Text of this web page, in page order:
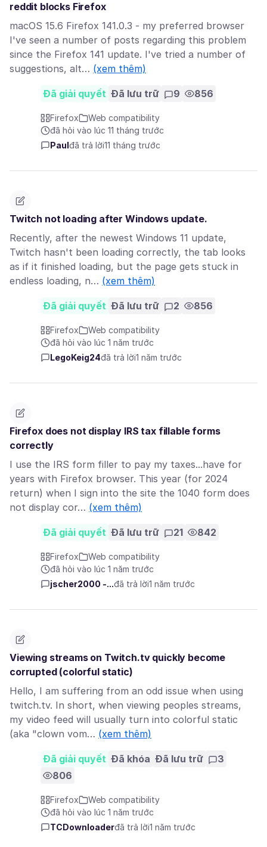
reddit blocks Firefox
macOS 15.6 Firefox 141.0.3 - my preferred browser
I've seen a number of posts regarding this problem
since the Firefox 141 update. I've tried a number of
suggestions, alt… (xem thêm)
Đã giải quyết Đã lưu trữ 9 856
Firefox
Web compatibility
đã hỏi vào lúc 11 tháng trước
Paul đã trả lời11 tháng trước
Twitch not loading after Windows update.
Recently, after the newest Windows 11 update,
Twitch hasn't been loading correctly, the tab looks
as if it finished loading, but the page gets stuck in
endless loading, n… (xem thêm)
Đã giải quyết Đã lưu trữ 2 856
Firefox
Web compatibility
đã hỏi vào lúc 1 năm trước
LegoKeig24đã trả lời1 năm trước
Firefox does not display IRS tax fillable forms
correctly
I use the IRS form filler to pay my taxes...have for
years with Firefox browser. This year (for 2024
return) when I sign into the site the 1040 form does
not display cor… (xem thêm)
Đã giải quyết Đã lưu trữ 21 842
Firefox
Web compatibility
đã hỏi vào lúc 1 năm trước
jscher2000 -...đã trả lời1 năm trước
Viewing streams on Twitch.tv quickly become
corrupted (colorful static)
Hello, I am suffering from an odd issue when using
twitch.tv. In short, when viewing peoples streams,
my video feed will usually turn into colorful static
(aka "clown vom… (xem thêm)
Đã giải quyết Đã khóa Đã lưu trữ
3
806
Firefox
Web compatibility
đã hỏi vào lúc 1 năm trước
TCDownloaderđã trả lời1 năm trước